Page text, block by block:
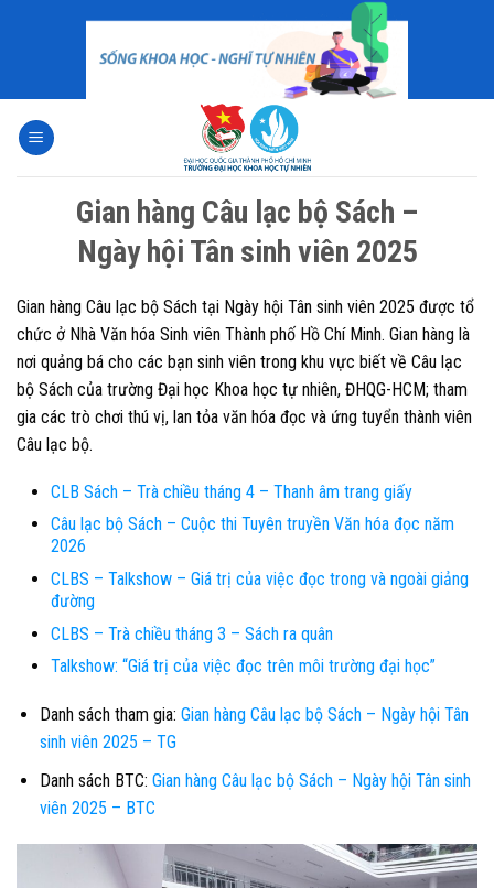
Gian hàng Câu lạc bộ Sách –
Ngày hội Tân sinh viên 2025
Gian hàng Câu lạc bộ Sách tại Ngày hội Tân sinh viên 2025 được tổ
chức ở Nhà Văn hóa Sinh viên Thành phố Hồ Chí Minh. Gian hàng là
nơi quảng bá cho các bạn sinh viên trong khu vực biết về Câu lạc
bộ Sách của trường Đại học Khoa học tự nhiên, ĐHQG-HCM; tham
gia các trò chơi thú vị, lan tỏa văn hóa đọc và ứng tuyển thành viên
Câu lạc bộ.
CLB Sách – Trà chiều tháng 4 – Thanh âm trang giấy
Câu lạc bộ Sách – Cuộc thi Tuyên truyền Văn hóa đọc năm
2026
CLBS – Talkshow – Giá trị của việc đọc trong và ngoài giảng
đường
CLBS – Trà chiều tháng 3 – Sách ra quân
Talkshow: “Giá trị của việc đọc trên môi trường đại học”
Danh sách tham gia: Gian hàng Câu lạc bộ Sách – Ngày hội Tân
sinh viên 2025 – TG
Danh sách BTC: Gian hàng Câu lạc bộ Sách – Ngày hội Tân sinh
viên 2025 – BTC